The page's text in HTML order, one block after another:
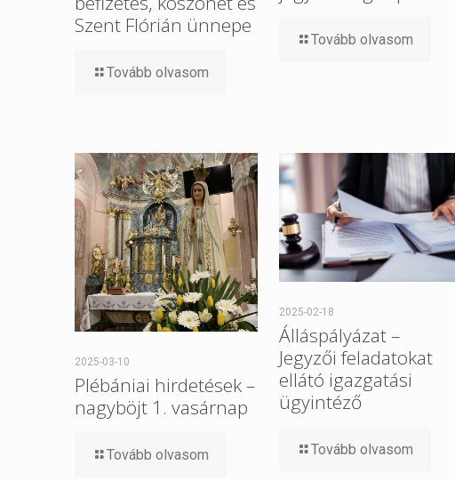
Szent Flórián ünnepe
Tovább olvasom
Tovább olvasom
2025-03-10
Plébániai hirdetések –
nagyböjt 1. vasárnap
Tovább olvasom
2025-02-18
Álláspályázat –
Jegyzői feladatokat
ellátó igazgatási
ügyintéző
Tovább olvasom